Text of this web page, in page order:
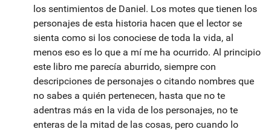
los sentimientos de Daniel. Los motes que tienen los
personajes de esta historia hacen que el lector se
sienta como si los conociese de toda la vida, al
menos eso es lo que a mí me ha ocurrido. Al principio
este libro me parecía aburrido, siempre con
descripciones de personajes o citando nombres que
no sabes a quién pertenecen, hasta que no te
adentras más en la vida de los personajes, no te
enteras de la mitad de las cosas, pero cuando lo